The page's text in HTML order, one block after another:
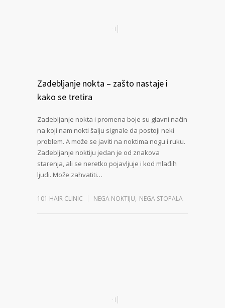
Zadebljanje nokta – zašto nastaje i
kako se tretira
Zadebljanje nokta i promena boje su glavni način
na koji nam nokti šalju signale da postoji neki
problem. A može se javiti na noktima nogu i ruku.
Zadebljanje noktiju jedan je od znakova
starenja, ali se neretko pojavljuje i kod mlađih
ljudi. Može zahvatiti…
101 HAIR CLINIC NEGA NOKTIJU, NEGA STOPALA